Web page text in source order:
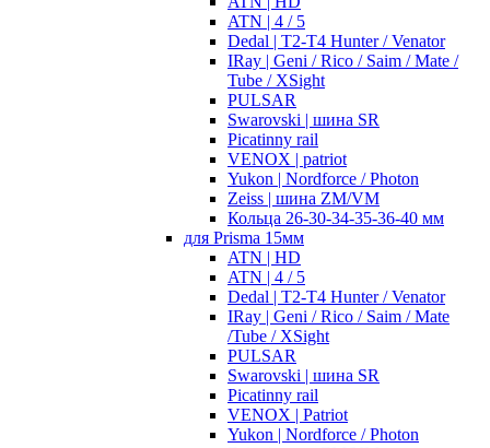
ATN | 4 / 5
Dedal | T2-T4 Hunter / Venator
IRay | Geni / Rico / Saim / Mate /
Tube / XSight
PULSAR
Swarovski | шина SR
Picatinny rail
VENOX | patriot
Yukon | Nordforce / Photon
Zeiss | шина ZM/VM
Кольца 26-30-34-35-36-40 мм
для Prisma 15мм
ATN | HD
ATN | 4 / 5
Dedal | T2-T4 Hunter / Venator
IRay | Geni / Rico / Saim / Mate
/Tube / XSight
PULSAR
Swarovski | шина SR
Picatinny rail
VENOX | Patriot
Yukon | Nordforce / Photon